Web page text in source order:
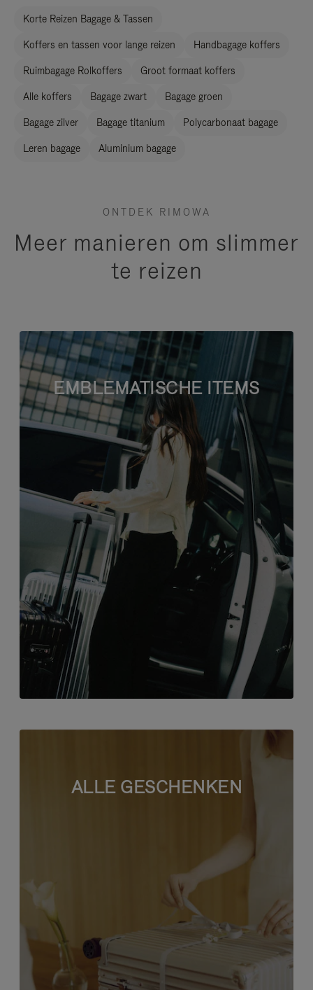
Korte Reizen Bagage & Tassen
Koffers en tassen voor lange reizen Handbagage koffers
Ruimbagage Rolkoffers Groot formaat koffers
Alle koffers Bagage zwart Bagage groen
Bagage zilver Bagage titanium Polycarbonaat bagage
Leren bagage Aluminium bagage
ONTDEK RIMOWA
Meer manieren om slimmer
te reizen
EMBLEMATISCHE ITEMS
ALLE GESCHENKEN